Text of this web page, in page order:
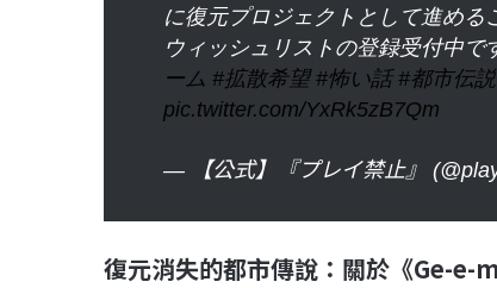
に復元プロジェクトとして進める
ウィッシュリストの登録受付中で
ーム #拡散希望 #怖い話 #都市伝説
pic.twitter.com/YxRk5zB7Qm
— 【公式】『プレイ禁止』
復元消失的都市傳說：關於《Ge-e-